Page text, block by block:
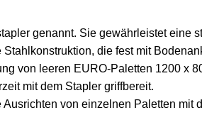
genannt. Sie gewährleistet eine
die fest mit
von leeren EURO-Paletten 1200 x
mit dem Stapler griffbereit.
Ausrichten von einzelnen Paletten mit